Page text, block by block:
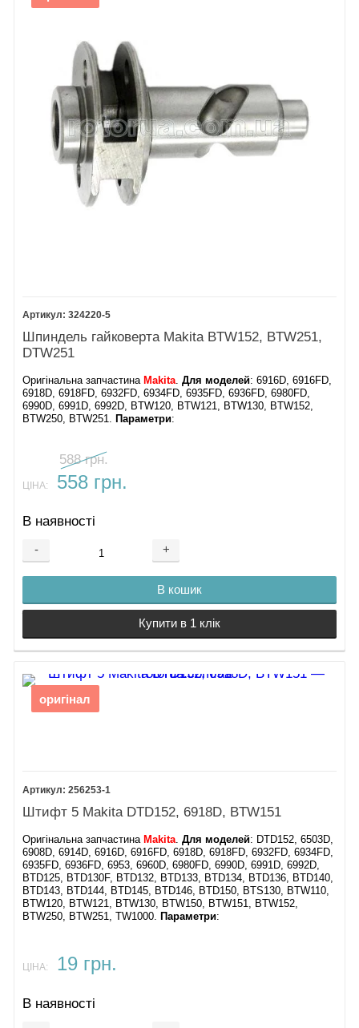
324220-5
Шпиндель гайковерта Makita BTW152, BTW251,
DTW251
Оригінальна запчастина Makita .Для моделей: 6916D, 6916FD,
6918D, 6918FD, 6932FD, 6934FD, 6935FD, 6936FD, 6980FD,
6990D, 6991D, 6992D, BTW120, BTW121, BTW130, BTW152,
BTW250, BTW251.
Параметри:
588 грн.
ЦІНА: 558 грн.
В наявності
- +
В кошик
Купити в 1 клік
оригінал
256253-1
Штифт 5 Makita DTD152, 6918D, BTW151
Оригінальна запчастина Makita .Для моделей: DTD152, 6503D,
6908D, 6914D, 6916D, 6916FD, 6918D, 6918FD, 6932FD, 6934FD,
6935FD, 6936FD, 6953, 6960D, 6980FD, 6990D, 6991D, 6992D,
BTD125, BTD130F, BTD132, BTD133, BTD134, BTD136, BTD140,
BTD143, BTD144, BTD145, BTD146, BTD150, BTS130, BTW110,
BTW120, BTW121, BTW130, BTW150, BTW151, BTW152,
BTW250, BTW251, TW1000.
Параметри:
ЦІНА: 19 грн.
В наявності